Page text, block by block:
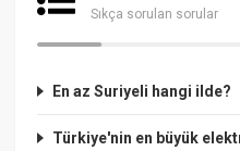
Sıkça sorulan sorular
En az Suriyeli hangi ilde?
Türkiye'nin en büyük